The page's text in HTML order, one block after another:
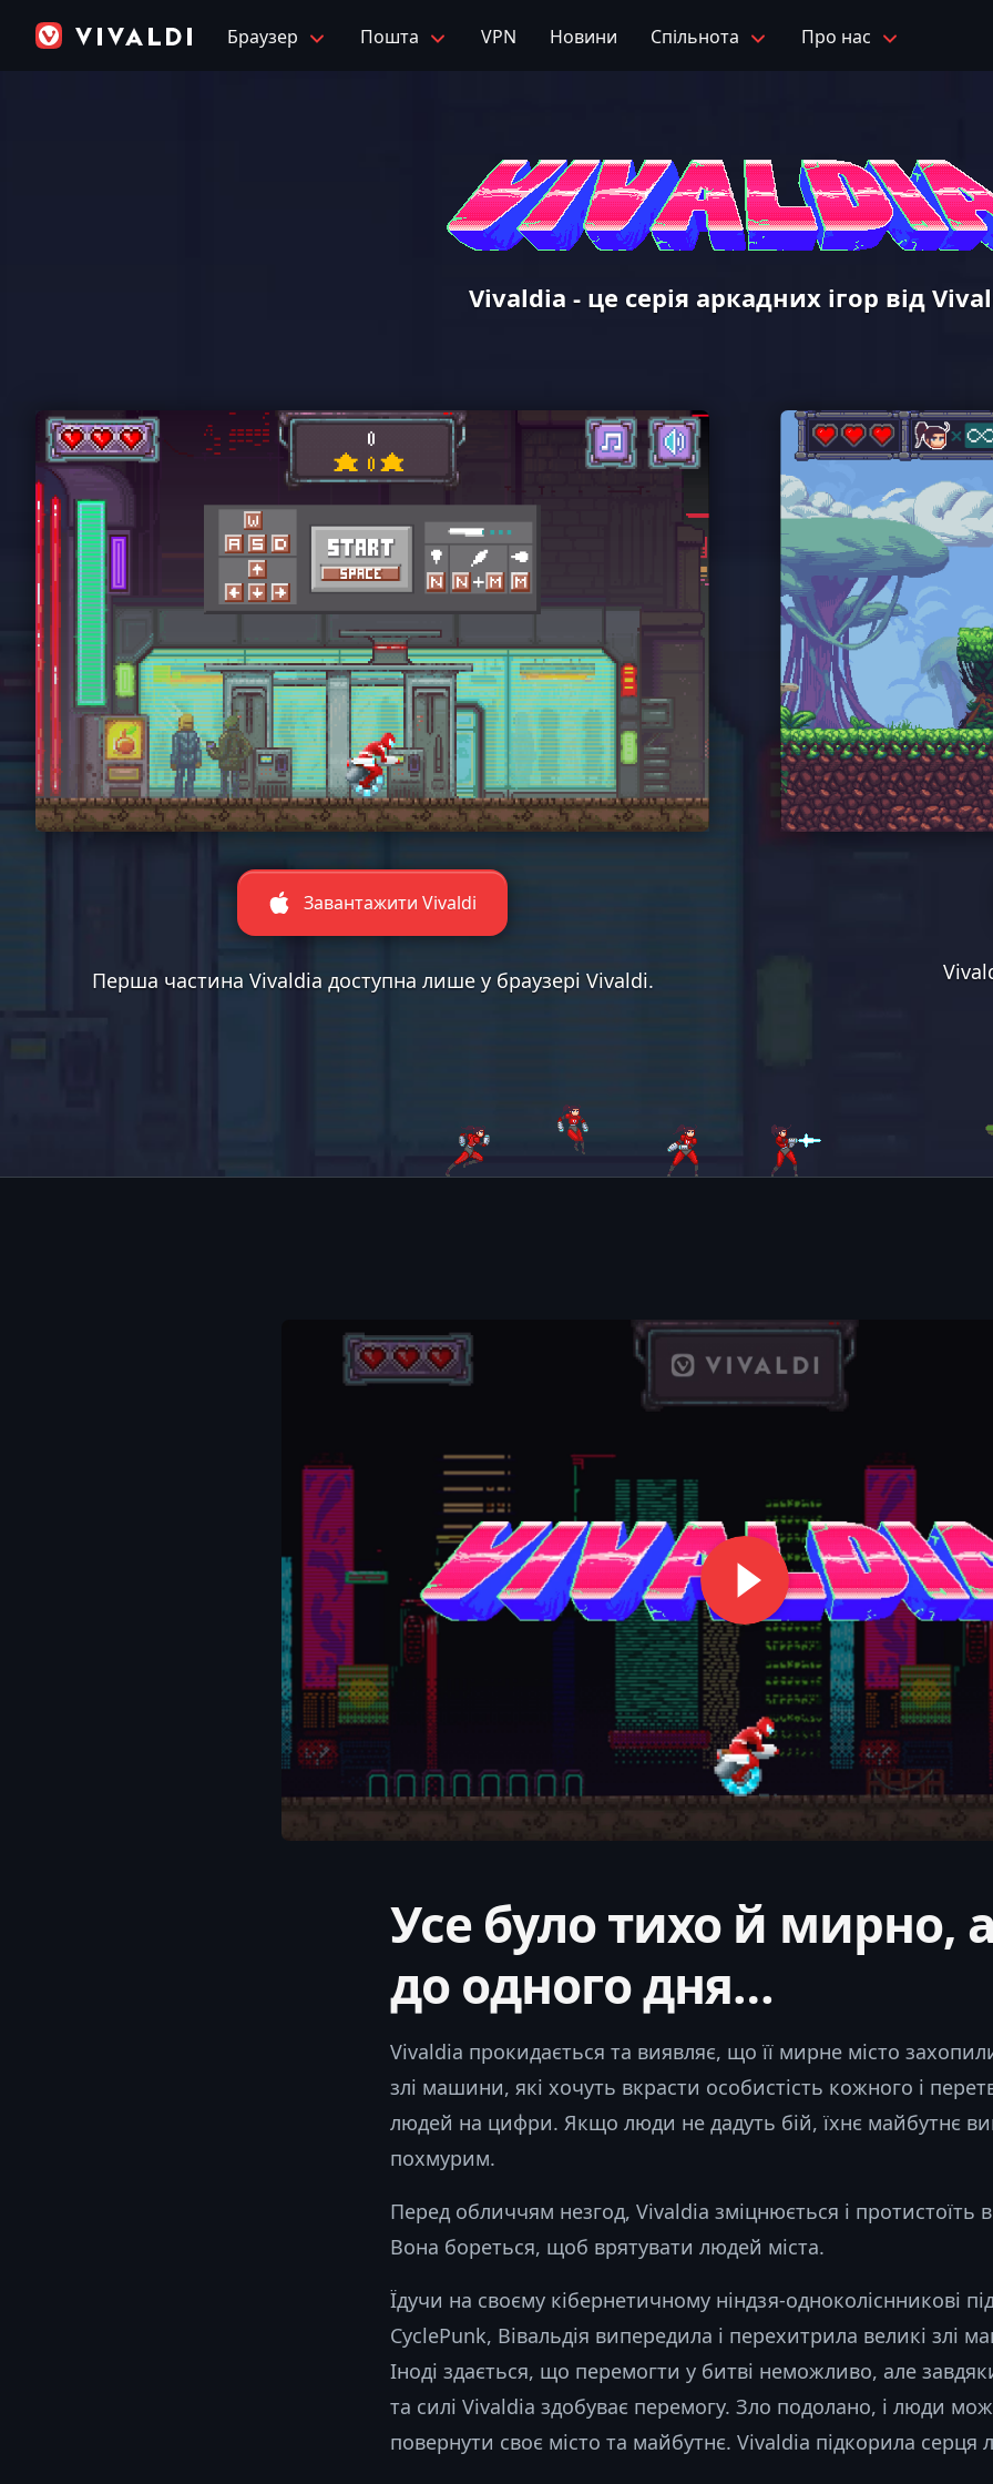
Браузер Пошта VPN Новини Спільнота Про нас
Vivaldia - це серія аркадних ігор від
Завантажити Vivaldi
Перша частина Vivaldia доступна лише у браузері Vivaldi.
Усе було тихо й мирно,
до одного дня…
Vivaldia прокидається та виявляє, що її мирне місто
злі машини, які хочуть вкрасти особистість кожного і
людей на цифри. Якщо люди не дадуть бій, їхнє майбутнє
похмурим.
Перед обличчям незгод, Vivaldia зміцнюється і протистоїть
Вона бореться, щоб врятувати людей міста.
Їдучи на своєму кібернетичному ніндзя-одноколіснникові
CyclePunk, Вівальдія випередила і перехитрила великі злі
Іноді здається, що перемогти у битві неможливо, але
та силі Vivaldia здобуває перемогу. Зло подолано, і люди
повернути своє місто та майбутнє. Vivaldia підкорила серця